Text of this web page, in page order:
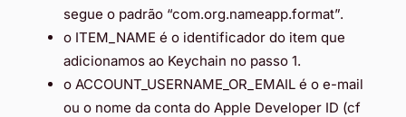
segue o padrão “com.org.nameapp.format”.
o ITEM_NAME é o identificador do item que
adicionamos ao Keychain no passo 1.
o ACCOUNT_USERNAME_OR_EMAIL é o e-mail
ou o nome da conta do Apple Developer ID (cf